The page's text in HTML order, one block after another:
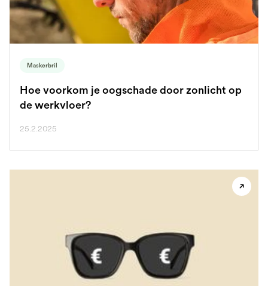
Maskerbril
Hoe voorkom je oogschade door zonlicht op
de werkvloer?
25.2.2025